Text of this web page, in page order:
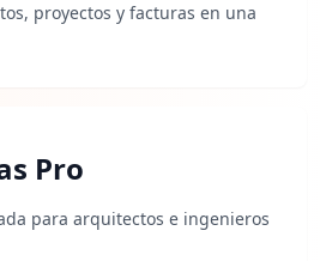
proyectos y facturas en una
Pro
para arquitectos e ingenieros